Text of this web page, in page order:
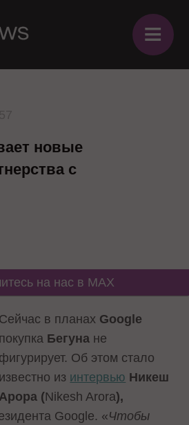
≡
новые
с
на нас в MAX
Сейчас в планах Google
покупка Бегуна не
фигурирует. Об этом стало
известно из интервью Никеш
Арора (Nikesh Arora),
Google. «Чтобы